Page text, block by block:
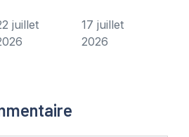
juillet
17 juillet
2026